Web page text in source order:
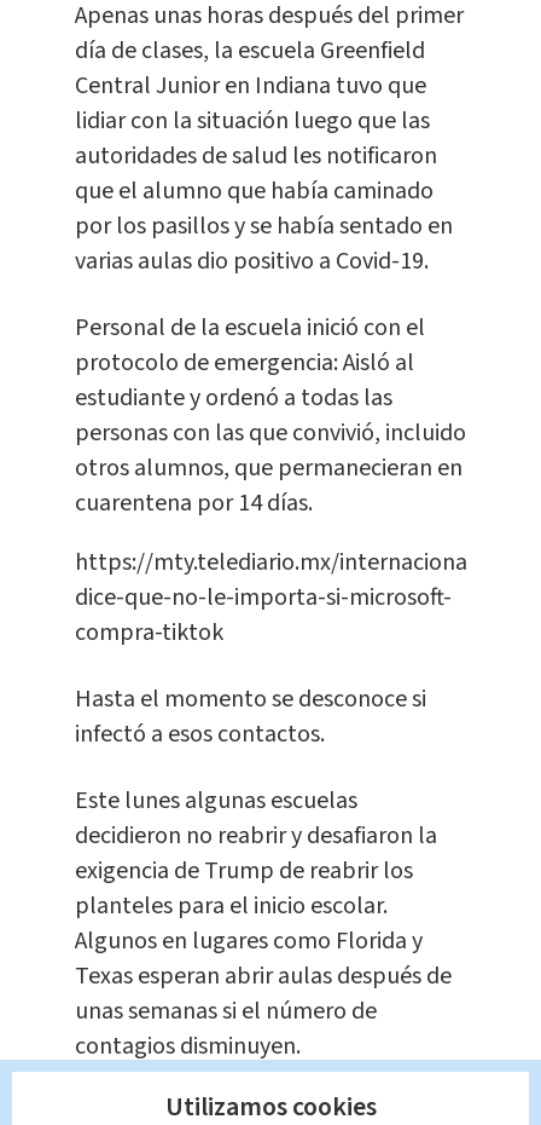
Apenas unas horas después del primer
día de clases, la escuela Greenfield
Central Junior en Indiana tuvo que
lidiar con la situación luego que las
autoridades de salud les notificaron
que el alumno que había caminado
por los pasillos y se había sentado en
varias aulas dio positivo a Covid-19.
Personal de la escuela inició con el
protocolo de emergencia: Aisló al
estudiante y ordenó a todas las
personas con las que convivió, incluido
otros alumnos, que permanecieran en
cuarentena por 14 días.
https://mty.telediario.mx/internacional/
dice-que-no-le-importa-si-microsoft-
compra-tiktok
Hasta el momento se desconoce si
infectó a esos contactos.
Este lunes algunas escuelas
decidieron no reabrir y desafiaron la
exigencia de Trump de reabrir los
planteles para el inicio escolar.
Algunos en lugares como Florida y
Texas esperan abrir aulas después de
unas semanas si el número de
contagios disminuyen.
Utilizamos cookies